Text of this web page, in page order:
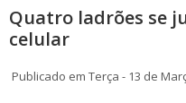
Quatro ladrões se
celular
Publicado em Terça - 13 de